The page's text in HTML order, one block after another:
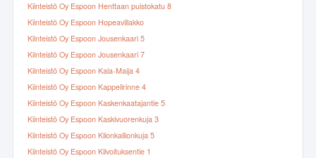
Kiinteistö Oy Espoon Henttaan puistokatu 8
Kiinteistö Oy Espoon Hopeavillakko
Kiinteistö Oy Espoon Jousenkaari 5
Kiinteistö Oy Espoon Jousenkaari 7
Kiinteistö Oy Espoon Kala-Maija 4
Kiinteistö Oy Espoon Kappelirinne 4
Kiinteistö Oy Espoon Kaskenkaatajantie 5
Kiinteistö Oy Espoon Kaskivuorenkuja 3
Kiinteistö Oy Espoon Kilonkallionkuja 5
Kiinteistö Oy Espoon Kilvoituksentie 1